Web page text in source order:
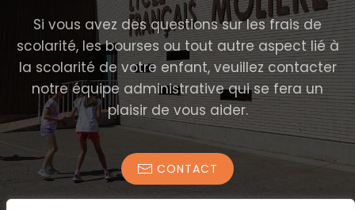
Si vous avez des questions sur les frais de
scolarité, les bourses ou tout autre aspect lié à
la scolarité de votre enfant, veuillez contacter
notre équipe administrative qui se fera un
plaisir de vous aider.
CONTACT